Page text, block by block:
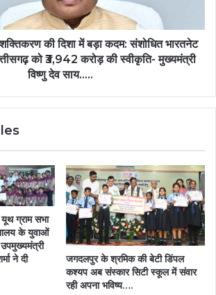
की दिशा में बड़ा कदम: संशोधित भारतनेट
को ₹3,942 करोड़ की स्वीकृति- मुख्यमंत्री
विष्णु देव साय…..
ग्राम सभा
के युवाओं
ने दी
जगदलपुर के श्रमिक की बेटी डिंपल
कश्यप अब संस्कार सिटी स्कूल में संवार
रही अपना भविष्य….